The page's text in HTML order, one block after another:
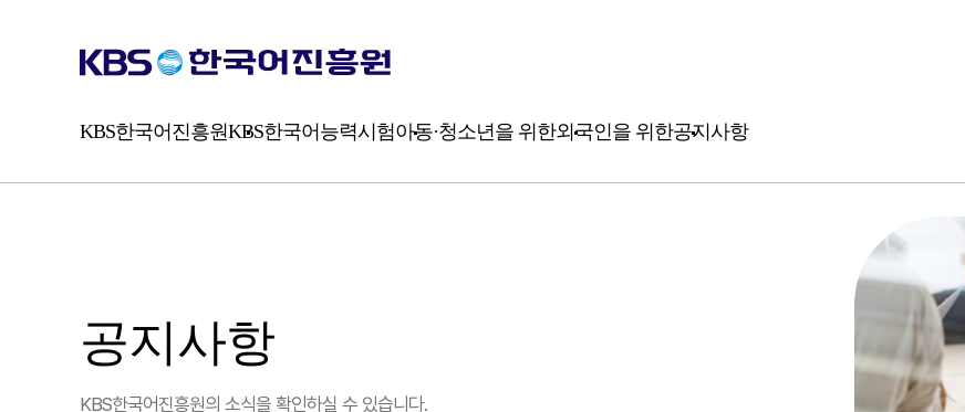
KBS한국어진흥원KBS한국어능력시험아동·청소년을 위한외국인을 위한공지사항
공지사항
KBS한국어진흥원의 소식을 확인하실 수 있습니다.